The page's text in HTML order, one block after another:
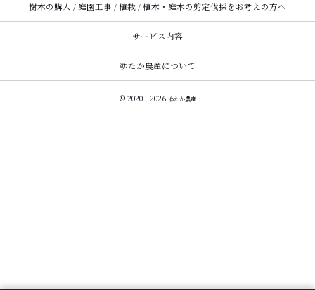
樹木の購入 / 庭園工事 / 植栽 / 植木・庭木の剪定伐採をお考えの方へ
サービス内容
ゆたか農産について
© 2020 - 2026 ゆたか農産